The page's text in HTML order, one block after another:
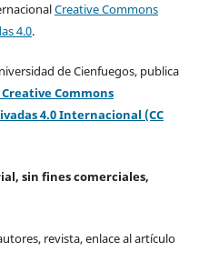
Creative Commons
4.0.
de Cienfuegos, publica
Commons
4.0 Internacional (CC
sin fines comerciales,
revista, enlace al artículo